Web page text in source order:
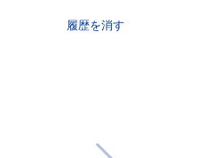
履歴を消す